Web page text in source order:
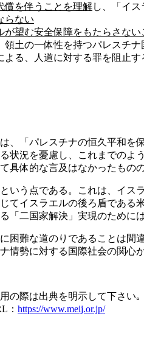
償を伴うことを理解し、「イ
らない
望む安全保障をもたらさない
土の一体性を持つパレスチ
る、人道に対する罪を阻止
「パレスチナの恒久平和
状況を憂慮し、これまでの
体的な言及はなかったもの
う点である。これは、イ
てイスラエルの後ろ盾であ
二国家解決」実現のために
難な道のりであることは
情勢に対する国際社会の関
の際は出典を明示して下さい｡
： https://www.meij.or.jp/